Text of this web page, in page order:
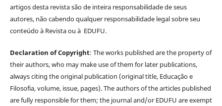
artigos desta revista são de inteira responsabilidade de seus
autores, não cabendo qualquer responsabilidade legal sobre seu
conteúdo à Revista ou à EDUFU.
Declaration of Copyright: The works published are the property of
their authors, who may make use of them for later publications,
always citing the original publication (original title, Educação e
Filosofia, volume, issue, pages). The authors of the articles published
are fully responsible for them; the journal and/or EDUFU are exempt